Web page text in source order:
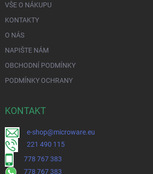
VŠE O NÁKUPU
KONTAKTY
O NÁS
NAPIŠTE NÁM
OBCHODNÍ PODMÍNKY
PODMÍNKY OCHRANY
KONTAKT
e-shop@microware.eu
221 490 115
778 767 383
778 767 383